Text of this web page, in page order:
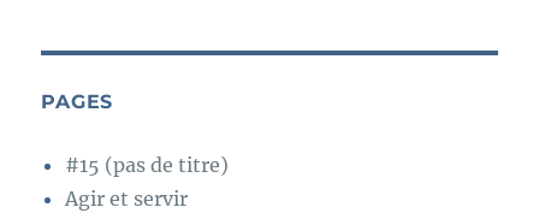
PAGES
#15 (pas de titre)
Agir et servir